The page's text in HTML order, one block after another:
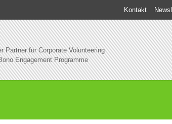
Kontakt
Partner für Corporate Volunteering
Engagement Programme